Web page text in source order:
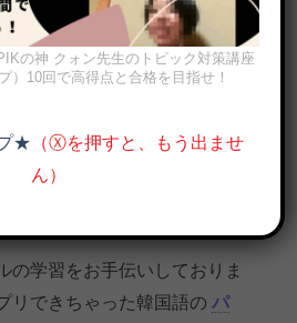
韓国語で何？댄스, 춤, 안무の意味の違
の学習をお手伝いしておりま
リできちゃった韓国語の パ
の神 クォン先生のトピック対策講座
）10回で高得点と合格を目指せ！
★ （Ⓧを押すと、もう出ませ
ん）